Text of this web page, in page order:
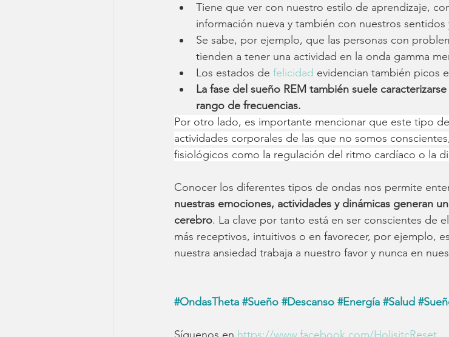
Tiene que ver con nuestro estilo de aprendizaje,
información nueva y también con nuestros sentidos
Se sabe, por ejemplo, que las personas con
tienden a tener una actividad en la onda gamma
Los estados de felicidad evidencian también picos
La fase del sueño REM también suele
rango de frecuencias.
Por otro lado, es importante mencionar que este tipo
actividades corporales de las que no somos
fisiológicos como la regulación del ritmo cardíaco o la
Conocer los diferentes tipos de ondas nos permite
nuestras emociones, actividades y dinámicas generan
cerebro. La clave por tanto está en ser conscientes de
más receptivos, intuitivos o en favorecer, por ejemplo,
nuestra ansiedad trabaja a nuestro favor y nunca en
#OndasTheta #Sueño #Descanso #Energía #Salud #